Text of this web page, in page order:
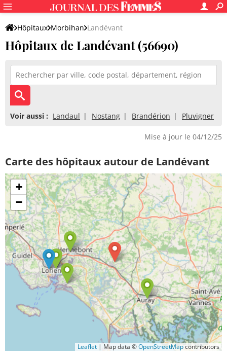
Hôpitaux Morbihan Landévant
Hôpitaux de Landévant (56690)
Voir aussi : Landaul Nostang Brandérion Pluvigner
Mise à jour le 04/12/25
Carte des hôpitaux autour de Landévant
+
−
Leaflet | Map data ©OpenStreetMapcontributors